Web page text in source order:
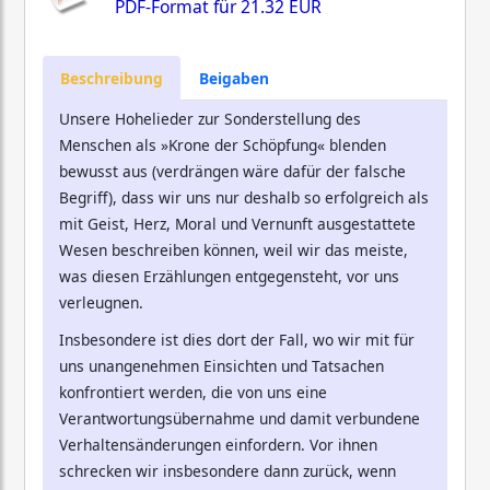
PDF-Format für21.32 EUR
Beschreibung
Beigaben
Unsere Hohelieder zur Sonderstellung des
Menschen als »Krone der Schöpfung« blenden
bewusst aus (verdrängen wäre dafür der falsche
Begriff), dass wir uns nur deshalb so erfolgreich als
mit Geist, Herz, Moral und Vernunft ausgestattete
Wesen beschreiben können, weil wir das meiste,
was diesen Erzählungen entgegensteht, vor uns
verleugnen.
Insbesondere ist dies dort der Fall, wo wir mit für
uns unangenehmen Einsichten und Tatsachen
konfrontiert werden, die von uns eine
Verantwortungsübernahme und damit verbundene
Verhaltensänderungen einfordern. Vor ihnen
schrecken wir insbesondere dann zurück, wenn